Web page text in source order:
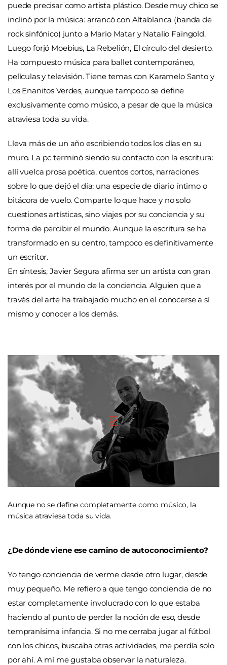
puede precisar como artista plástico. Desde muy chico se
inclinó por la música: arrancó con Altablanca (banda de
rock sinfónico) junto a Mario Matar y Natalio Faingold.
Luego forjó Moebius, La Rebelión, El círculo del desierto.
Ha compuesto música para ballet contemporáneo,
películas y televisión. Tiene temas con Karamelo Santo y
Los Enanitos Verdes, aunque tampoco se define
exclusivamente como músico, a pesar de que la música
atraviesa toda su vida.
Lleva más de un año escribiendo todos los días en su
muro. La pc terminó siendo su contacto con la escritura:
allí vuelca prosa poética, cuentos cortos, narraciones
sobre lo que dejó el día; una especie de diario íntimo o
bitácora de vuelo. Comparte lo que hace y no solo
cuestiones artísticas, sino viajes por su conciencia y su
forma de percibir el mundo. Aunque la escritura se ha
transformado en su centro, tampoco es definitivamente
un escritor.
En síntesis, Javier Segura afirma ser un artista con gran
interés por el mundo de la conciencia. Alguien que a
través del arte ha trabajado mucho en el conocerse a sí
mismo y conocer a los demás.
Aunque no se define completamente como músico, la
música atraviesa toda su vida.
¿De dónde viene ese camino de autoconocimiento?
Yo tengo conciencia de verme desde otro lugar, desde
muy pequeño. Me refiero a que tengo conciencia de no
estar completamente involucrado con lo que estaba
haciendo al punto de perder la noción de eso, desde
tempranísima infancia. Si no me cerraba jugar al fútbol
con los chicos, buscaba otras actividades, me perdía solo
por ahí. A mí me gustaba observar la naturaleza.